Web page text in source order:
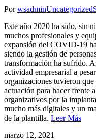
Por wsadminUncategorized
Este año 2020 ha sido, sin
muchos profesionales y
expansión del COVID-19
siendo la gestión de
transformación ha sufrido.
actividad empresarial a
organizaciones tuvieron
actuación para hacer frente
organizativos por la
mucho más digitales y un
de la plantilla. Leer Más
marzo 12, 2021